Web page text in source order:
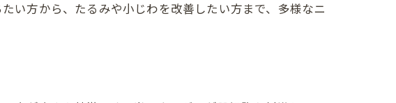
い方から、たるみや小じわを改善したい方まで、多様なニ